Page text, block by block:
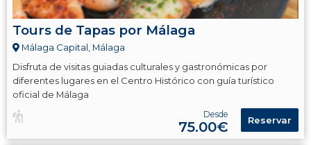
Tours de Tapas por Málaga
Málaga Capital, Málaga
Disfruta de visitas guiadas culturales y gastronómicas por
diferentes lugares en el Centro Histórico con guía turístico
oficial de Málaga
Desde
75.00€ Reservar